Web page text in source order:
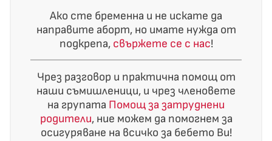
Ако сте бременна и не искате да
направите аборт, но имате нужда от
подкрепа, свържете се с нас!
Чрез разговор и практична помощ от
наши съмишленици, и чрез членовете
на групата Помощ за затруднени
родители, ние можем да помогнем за
осигуряване на всичко за бебето Ви!